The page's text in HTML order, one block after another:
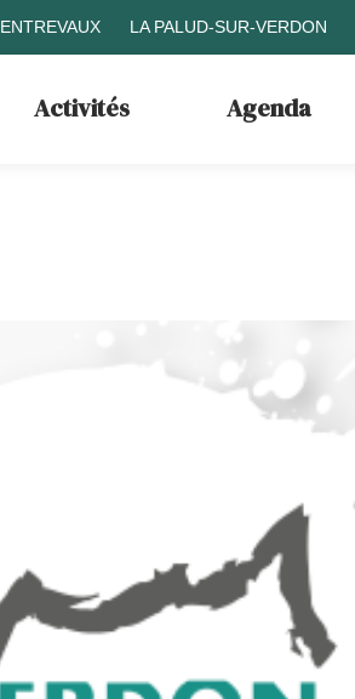
ENTREVAUX LA PALUD-SUR-VERDON
Activités Agenda